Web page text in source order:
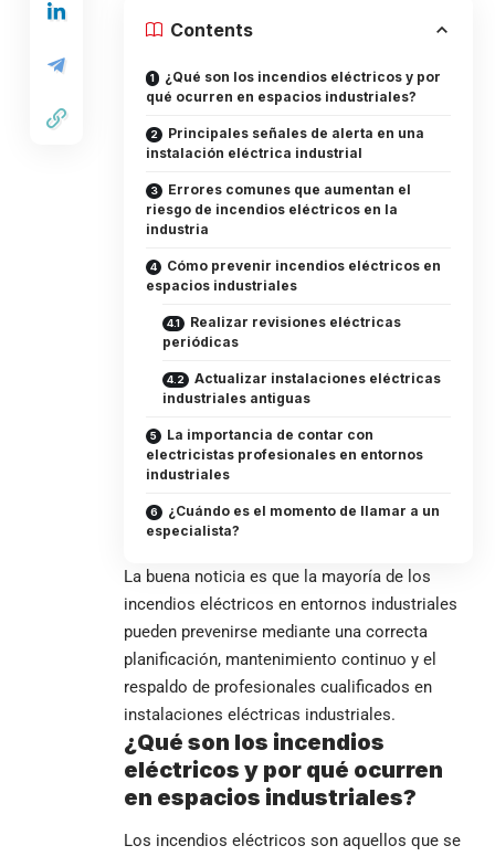
Contents
¿Qué son los incendios eléctricos y por
qué ocurren en espacios industriales?
Principales señales de alerta en una
instalación eléctrica industrial
Errores comunes que aumentan el
riesgo de incendios eléctricos en la
industria
Cómo prevenir incendios eléctricos en
espacios industriales
Realizar revisiones eléctricas
periódicas
Actualizar instalaciones eléctricas
industriales antiguas
La importancia de contar con
electricistas profesionales en entornos
industriales
¿Cuándo es el momento de llamar a un
especialista?
La buena noticia es que la mayoría de los
incendios eléctricos en entornos industriales
pueden prevenirse mediante una correcta
planificación, mantenimiento continuo y el
respaldo de profesionales cualificados en
instalaciones eléctricas industriales.
¿Qué son los incendios
eléctricos y por qué ocurren
en espacios industriales?
Los incendios eléctricos son aquellos que se